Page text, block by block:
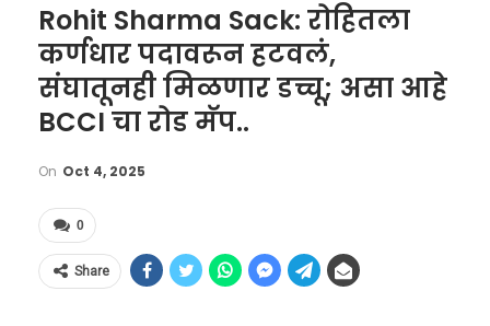
Rohit Sharma Sack: रोहितला
कर्णधार पदावरून हटवलं,
संघातूनही मिळणार डच्चू; असा आहे
BCCI चा रोड मॅप..
On Oct 4, 2025
0
Share